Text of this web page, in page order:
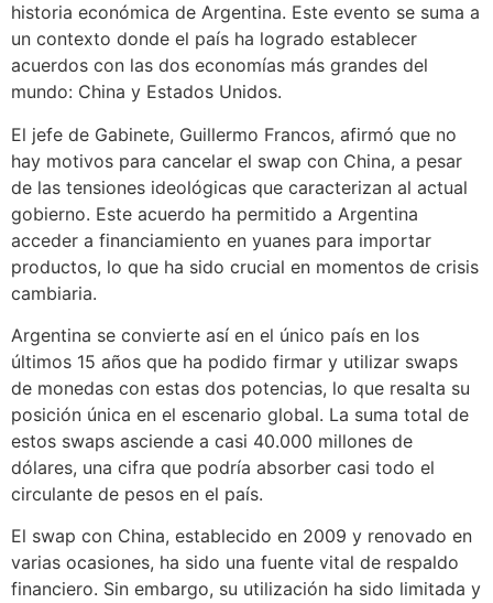
historia económica de Argentina. Este evento se suma a
un contexto donde el país ha logrado establecer
acuerdos con las dos economías más grandes del
mundo: China y Estados Unidos.
El jefe de Gabinete, Guillermo Francos, afirmó que no
hay motivos para cancelar el swap con China, a pesar
de las tensiones ideológicas que caracterizan al actual
gobierno. Este acuerdo ha permitido a Argentina
acceder a financiamiento en yuanes para importar
productos, lo que ha sido crucial en momentos de crisis
cambiaria.
Argentina se convierte así en el único país en los
últimos 15 años que ha podido firmar y utilizar swaps
de monedas con estas dos potencias, lo que resalta su
posición única en el escenario global. La suma total de
estos swaps asciende a casi 40.000 millones de
dólares, una cifra que podría absorber casi todo el
circulante de pesos en el país.
El swap con China, establecido en 2009 y renovado en
varias ocasiones, ha sido una fuente vital de respaldo
financiero. Sin embargo, su utilización ha sido limitada y